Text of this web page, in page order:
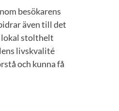
besökarens
även till det
lokal stolthelt
livskvalité
och kunna få